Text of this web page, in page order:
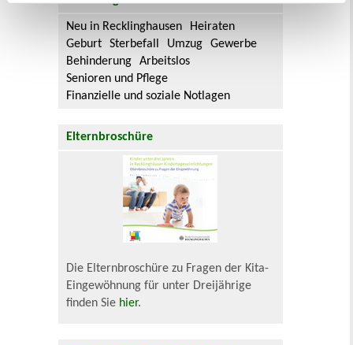
Neu in Recklinghausen
Heiraten
Geburt
Sterbefall Umzug
Gewerbe
Behinderung
Arbeitslos
Senioren und Pflege
Finanzielle und soziale Notlagen
Elternbroschüre
Die Elternbroschüre zu Fragen der Kita-
Eingewöhnung für unter Dreijährige
finden Sie hier.